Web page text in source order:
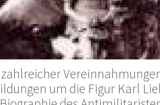
um die Figur Karl